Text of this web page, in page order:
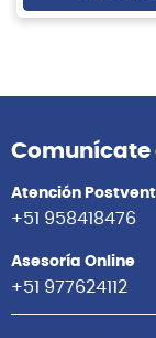
Comunícate
Atención
+51 958418476
Asesoría Online
+51 977624112